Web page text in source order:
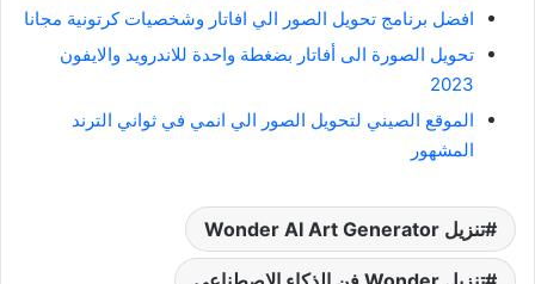
افضل برنامج تحويل الصور الي افاتار وشخصيات كرتونية مجانا
تحويل الصورة الى أفاتار بضغطة واحدة للاندرويد والايفون
2023
الموقع الصيني لتحويل الصور الي انمي في ثواني الترند
المشهور
تنزيل Wonder AI Art Generator